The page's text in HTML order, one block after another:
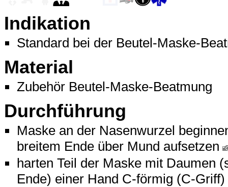
Indikation
Standard bei der Beutel-Maske-
Material
Zubehör Beutel-Maske-Beatmung
Durchführung
Maske an der Nasenwurzel
breitem Ende über Mund aufsetzen
harten Teil der Maske mit Daumen
Ende) einer Hand C-förmig (C-